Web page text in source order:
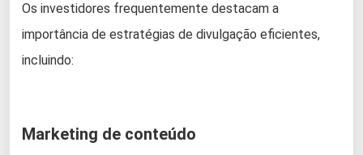
Os investidores frequentemente destacam a
importância de estratégias de divulgação eficientes,
incluindo:
Marketing de conteúdo